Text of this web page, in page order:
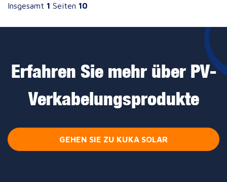
Insgesamt 1 Seiten 10
Erfahren Sie mehr über PV-
Verkabelungsprodukte
GEHEN SIE ZU KUKA SOLAR